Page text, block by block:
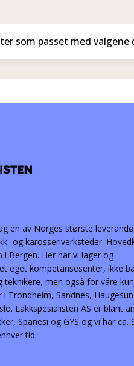
som passet med valgene
en av Norges største
og karosseriverksteder.
Bergen. Her har vi lager og
eget kompetansesenter, ikke
teknikere, men også for våre
i Trondheim, Sandnes,
Lakkspesialisten AS er blant
Spanesi og GYS og vi har ca.
tid.